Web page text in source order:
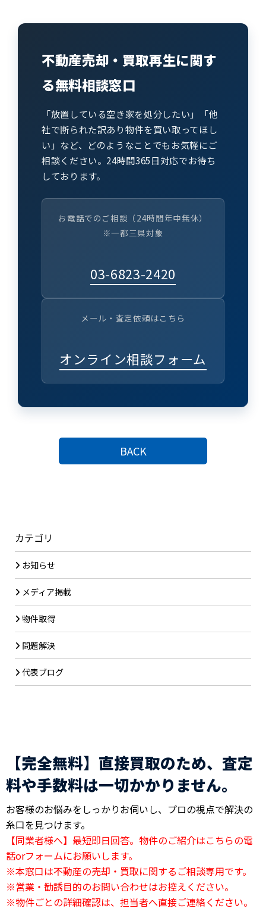
不動産売却・買取再生に関す
る無料相談窓口
「放置している空き家を処分したい」「他
社で断られた訳あり物件を買い取ってほし
い」など、どのようなことでもお気軽にご
相談ください。24時間365日対応でお待ち
しております。
お電話でのご相談（24時間年中無休）
※一都三県対象
03-6823-2420
メール・査定依頼はこちら
オンライン相談フォーム
BACK
カテゴリ
お知らせ
メディア掲載
物件取得
問題解決
代表ブログ
【完全無料】直接買取のため、査定
料や手数料は一切かかりません。
お客様のお悩みをしっかりお伺いし、プロの視点で解決の
糸口を見つけます。
【同業者様へ】最短即日回答。物件のご紹介はこちらの電
話orフォームにお願いします。
※本窓口は不動産の売却・買取に関するご相談専用です。
※営業・勧誘目的のお問い合わせはお控えください。
※物件ごとの詳細確認は、担当者へ直接ご連絡ください。